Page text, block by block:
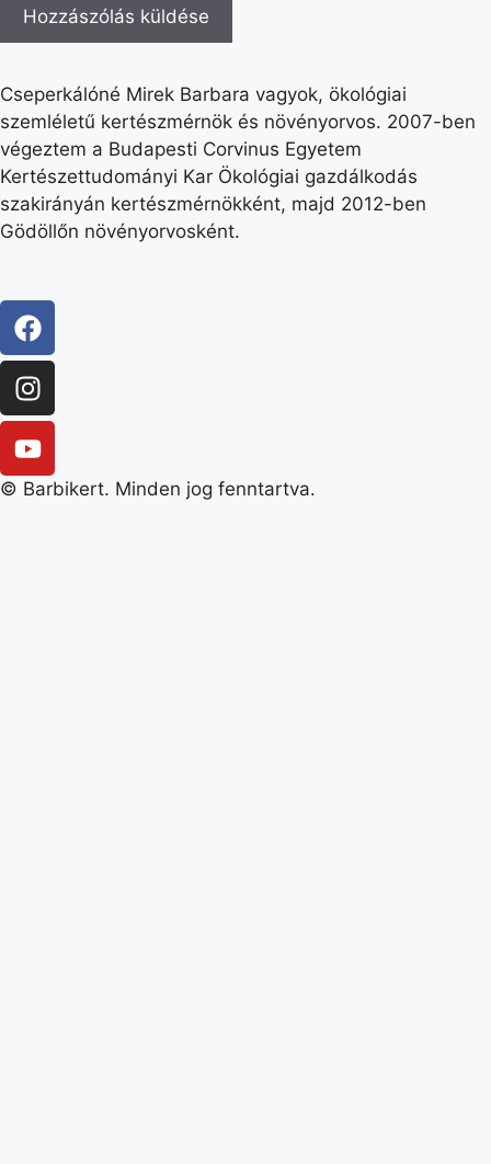
Cseperkálóné Mirek Barbara vagyok, ökológiai
szemléletű kertészmérnök és növényorvos. 2007-ben
végeztem a Budapesti Corvinus Egyetem
Kertészettudományi Kar Ökológiai gazdálkodás
szakirányán kertészmérnökként, majd 2012-ben
Gödöllőn növényorvosként.
© Barbikert. Minden jog fenntartva.